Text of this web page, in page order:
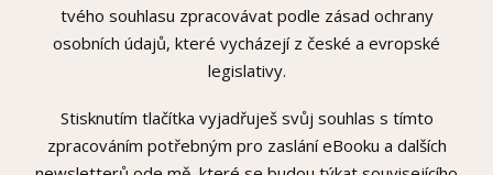
tvého souhlasu zpracovávat podle zásad ochrany
osobních údajů, které vycházejí z české a evropské
legislativy.
Stisknutím tlačítka vyjadřuješ svůj souhlas s tímto
zpracováním potřebným pro zaslání eBooku a dalších